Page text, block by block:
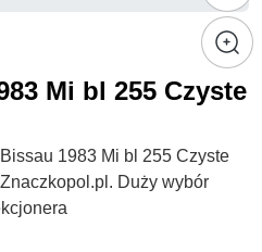
Mi bl 255 Czyste
1983 Mi bl 255 Czyste
Duży wybór